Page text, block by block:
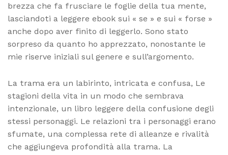
brezza che fa frusciare le foglie della tua mente,
lasciandoti a leggere ebook sui « se » e sui « forse »
anche dopo aver finito di leggerlo. Sono stato
sorpreso da quanto ho apprezzato, nonostante le
mie riserve iniziali sul genere e sull’argomento.
La trama era un labirinto, intricata e confusa, Le
stagioni della vita in un modo che sembrava
intenzionale, un libro leggere della confusione degli
stessi personaggi. Le relazioni tra i personaggi erano
sfumate, una complessa rete di alleanze e rivalità
che aggiungeva profondità alla trama. La